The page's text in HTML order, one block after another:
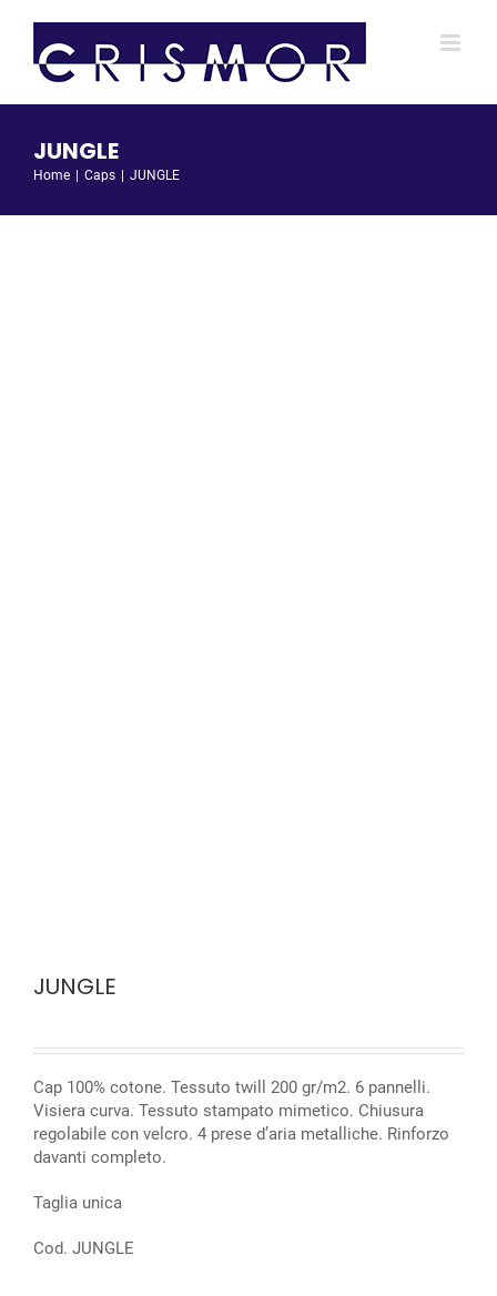
contenuto
JUNGLE
Home Caps JUNGLE
JUNGLE
Cap 100% cotone. Tessuto twill 200 gr/m2. 6 pannelli.
Visiera curva. Tessuto stampato mimetico. Chiusura
regolabile con velcro. 4 prese d’aria metalliche. Rinforzo
davanti completo.
Taglia unica
Cod. JUNGLE